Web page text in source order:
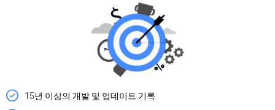
15년 이상의 개발 및 업데이트 기록